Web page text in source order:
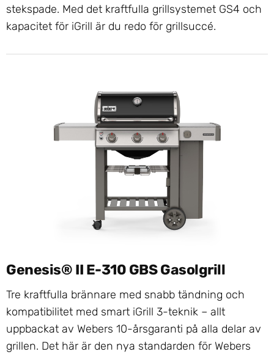
stekspade. Med det kraftfulla grillsystemet GS4 och
kapacitet för iGrill är du redo för grillsuccé.
Genesis® II E-310 GBS Gasolgrill
Tre kraftfulla brännare med snabb tändning och
kompatibilitet med smart iGrill 3-teknik – allt
uppbackat av Webers 10-årsgaranti på alla delar av
grillen. Det här är den nya standarden för Webers